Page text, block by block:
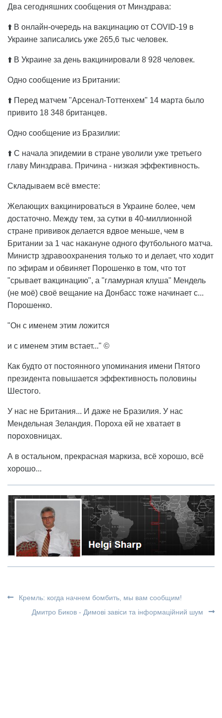
Два сегодняшних сообщения от Минздрава:
⬆️ В онлайн-очередь на вакцинацию от COVID-19 в
Украине записались уже 265,6 тыс человек.
⬆️ В Украине за день вакцинировали 8 928 человек.
Одно сообщение из Британии:
⬆️ Перед матчем "Арсенал-Тоттенхем" 14 марта было
привито 18 348 британцев.
Одно сообщение из Бразилии:
⬆️ С начала эпидемии в стране уволили уже третьего
главу Минздрава. Причина - низкая эффективность.
Складываем всё вместе:
Желающих вакцинироваться в Украине более, чем
достаточно. Между тем, за сутки в 40-миллионной
стране прививок делается вдвое меньше, чем в
Британии за 1 час накануне одного футбольного матча.
Министр здравоохранения только то и делает, что ходит
по эфирам и обвиняет Порошенко в том, что тот
"срывает вакцинацию", а "гламурная клуша" Мендель
(не моё) своё вещание на Донбасс тоже начинает с...
Порошенко.
"Он с именем этим ложится
и с именем этим встает..." ©
Как будто от постоянного упоминания имени Пятого
президента повышается эффективность половины
Шестого.
У нас не Британия... И даже не Бразилия. У нас
Мендельная Зеландия. Пороха ей не хватает в
пороховницах.
А в остальном, прекрасная маркиза, всё хорошо, всё
хорошо...
Кремль: когда начнем бомбить, мы вам сообщим!
Дмитро Биков - Димові завіси та інформаційний шум